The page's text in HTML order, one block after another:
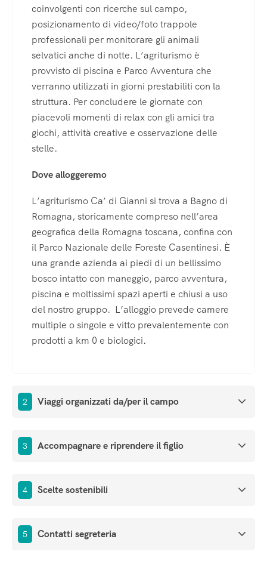
coinvolgenti con ricerche sul campo,
posizionamento di video/foto trappole
professionali per monitorare gli animali
selvatici anche di notte. L’agriturismo è
provvisto di piscina e Parco Avventura che
verranno utilizzati in giorni prestabiliti con la
struttura. Per concludere le giornate con
piacevoli momenti di relax con gli amici tra
giochi, attività creative e osservazione delle
stelle.
Dove alloggeremo
L’agriturismo Ca’ di Gianni si trova a Bagno di
Romagna, storicamente compreso nell’area
geografica della Romagna toscana, confina con
il Parco Nazionale delle Foreste Casentinesi. È
una grande azienda ai piedi di un bellissimo
bosco intatto con maneggio, parco avventura,
piscina e moltissimi spazi aperti e chiusi a uso
del nostro gruppo. L’alloggio prevede camere
multiple o singole e vitto prevalentemente con
prodotti a km 0 e biologici.
2 Viaggi organizzati da/per il campo
3 Accompagnare e riprendere il figlio
4 Scelte sostenibili
5 Contatti segreteria